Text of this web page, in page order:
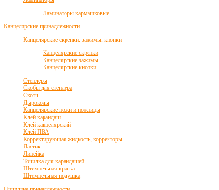
Ламинаторы кармашковые
Канцелярские принадлежности
Канцелярские скрепки, зажимы, кнопки
Канцелярские скрепки
Канцелярские зажимы
Канцелярские кнопки
Степлеры
Скобы для степлера
Скотч
Дыроколы
Канцелярские ножи и ножницы
Клей карандаш
Клей канцелярский
Клей ПВА
Корректирующая жидкость, корректоры
Ластик
Линейка
Точилка для карандашей
Штемпельная краска
Штемпельная подушка